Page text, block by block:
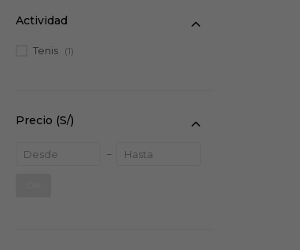
Precio (S/)
Actividad
Tenis (1)